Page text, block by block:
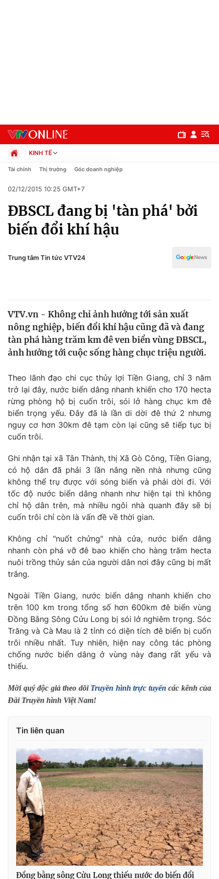
Chuyên mục
Chính trị
Thế giới
Tin tức
Thế giới đó đây
Câu chuyện quốc tế
Tài chính
Thị trường
Góc doanh nghiệp
Dữ liệu và đời sống
Truyền hình
Phim VTV
Hậu trường
Nhân vật
Khán giả
Giải sao mai
Điện ảnh
Âm nhạc
Sao
Đời sống
Du lịch
Làm đẹp
Chất lượng cuộc sống
Giáo dục
Học trực tuyến
Công nghệ
Hitech Công nghệ tương lai
Sản phẩm
Thị trường
Tư vấn
Giao lưu trực tuyến
Lịch phát sóng
Chuyên mục khác
Emagazine Podcast
Video
VTV Money
VTV Sức khoẻ Bất động sản
Thị trường 24h Tấm lòng Việt
VTV4 Vươn mình bằng AI
VTV9 VTV8
Liên hệ tòa soạn English
KINH TẾ
Chính trị
Pháp luật
Kinh tế
Thể thao
Truyền hình
Y tế
Tài chính Thị trường Góc doanh nghiệp
02/12/2015 10:25 GMT+7
ĐBSCL đang bị 'tàn phá' bởi
biến đổi khí hậu
Trung tâm Tin tức VTV24
VTV.vn - Không chỉ ảnh hưởng tới sản xuất
nông nghiệp, biến đổi khí hậu cũng đã và đang
tàn phá hàng trăm km đê ven biển vùng ĐBSCL,
ảnh hưởng tới cuộc sống hàng chục triệu người.
Theo lãnh đạo chi cục thủy lợi Tiền Giang, chỉ 3 năm
trở lại đây, nước biển dâng nhanh khiến cho 170 hecta
rừng phòng hộ bị cuốn trôi, sói lở hàng chục km đê
biển trọng yếu. Đây đã là lần di dời đê thứ 2 nhưng
nguy cơ hơn 30km đê tạm còn lại cũng sẽ tiếp tục bị
cuốn trôi.
Ghi nhận tại xã Tân Thành, thị Xã Gò Công, Tiền Giang,
có hộ dân đã phải 3 lần nâng nền nhà nhưng cũng
không thể trụ được với sóng biển và phải dời đi. Với
tốc độ nước biển dâng nhanh như hiện tại thì không
chỉ hộ dân trên, mà nhiều ngôi nhà quanh đây sẽ bị
cuốn trôi chỉ còn là vấn đề về thời gian.
Không chỉ "nuốt chửng" nhà cửa, nước biển dâng
nhanh còn phá vỡ đê bao khiến cho hàng trăm hecta
nuôi trồng thủy sản của người dân nơi đây cũng bị mất
trắng.
Ngoài Tiền Giang, nước biển dâng nhanh khiến cho
trên 100 km trong tổng số hơn 600km đê biển vùng
Đồng Bằng Sông Cửu Long bị sói lở nghiêm trọng. Sóc
Trăng và Cà Mau là 2 tỉnh có diện tích đê biển bị cuốn
trôi nhiều nhất. Tuy nhiên, hiện nay công tác phòng
chống nước biển dâng ở vùng này đang rất yếu và
thiếu.
Mời quý độc giả theo dõi Truyền hình trực tuyến các kênh của
Đài Truyền hình Việt Nam!
Tin liên quan
Đồng bằng sông Cửu Long thiếu nước do biến đổi